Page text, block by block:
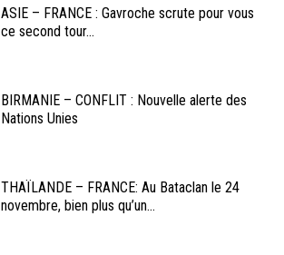
ASIE – FRANCE : Gavroche scrute pour vous
ce second tour...
BIRMANIE – CONFLIT : Nouvelle alerte des
Nations Unies
THAÏLANDE – FRANCE: Au Bataclan le 24
novembre, bien plus qu’un...